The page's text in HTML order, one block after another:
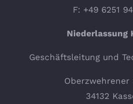
F: +49 6251
Niederlassung
Geschäftsleitung und
Oberzwehrener
34132